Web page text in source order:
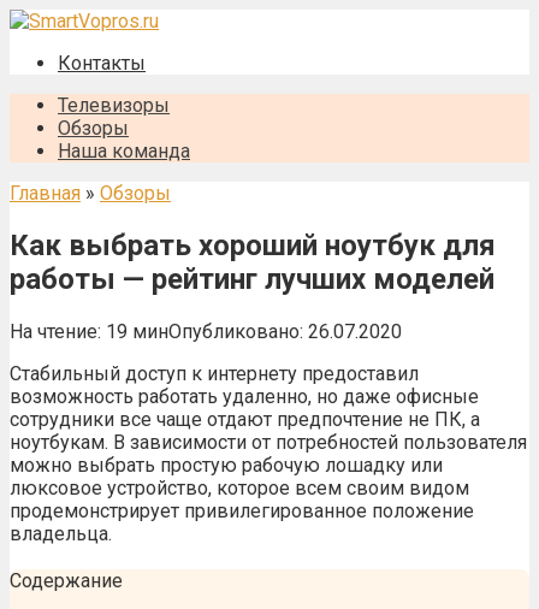
Перейти
контентуКонтакты
Телевизоры
Обзоры
Наша команда
Главная » Обзоры
Как выбрать хороший ноутбук для
работы — рейтинг лучших моделей
На чтение: 19 минОпубликовано: 26.07.2020
Стабильный доступ к интернету предоставил
возможность работать удаленно, но даже офисные
сотрудники все чаще отдают предпочтение не ПК, а
ноутбукам. В зависимости от потребностей пользователя
можно выбрать простую рабочую лошадку или
люксовое устройство, которое всем своим видом
продемонстрирует привилегированное положение
владельца.
Содержание